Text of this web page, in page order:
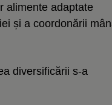
alimente adaptate
și a coordonării
diversificării s-a